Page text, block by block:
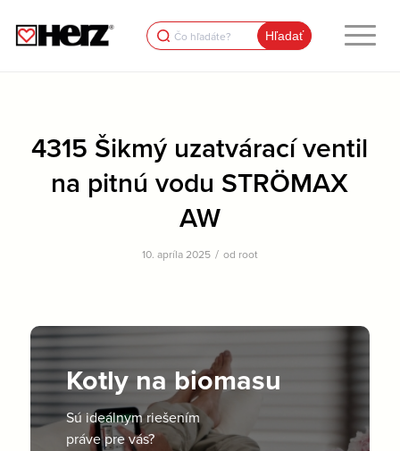
Search
for:
4315 Šikmý uzatvárací ventil
na pitnú vodu STRÖMAX
AW
10. apríla 2025 / od root
Kotly na biomasu
Sú ideálnym riešením
práve pre vás?